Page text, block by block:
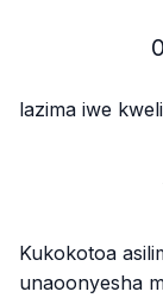
lazima iwe
Kukokotoa
unaoonyesha